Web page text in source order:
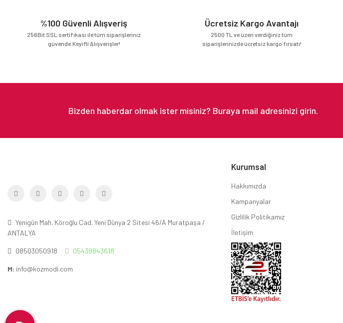
%100 Güvenli Alışveriş
256Bit SSL sertifikası ile tüm siparişleriniz
güvende.Keyifli Alışverişler!
Ücretsiz Kargo Avantajı
2500 TL ve üzeri verdiğiniz tüm
siparişlerinizde ücretsiz kargo fırsatı!
Yenigün Mah. Köroğlu Cad. Yeni Dünya 2 Sitesi 46/A Muratpaşa /
ANTALYA
08503050918 05438843618
M: info@kozmodi.com
Kurumsal
Hakkımızda
Kampanyalar
Gizlilik Politikamız
İletişim